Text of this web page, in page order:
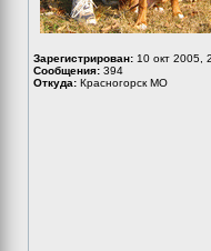
Зарегистрирован: 10 окт 2005,
Сообщения: 394
Откуда: Красногорск МО